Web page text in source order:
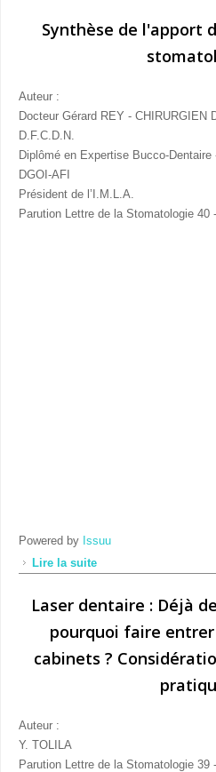
Synthèse de l'apport
Auteur :
Docteur Gérard REY - CHIRURGIEN
D.F.C.D.N.
Diplômé en Expertise Bucco-
DGOI-AFI
Président de l’I.M.L.A.
Parution Lettre de la Stomatologie 40
Powered by Issuu
Lire la suite
Laser dentaire : Déjà
pourquoi faire
cabinets ?
Auteur :
Y. TOLILA
Parution Lettre de la Stomatologie 39 -